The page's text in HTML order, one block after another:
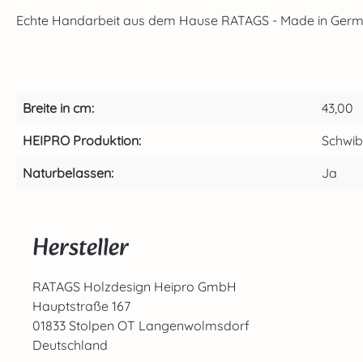
Echte Handarbeit aus dem Hause RATAGS - Made in
Breite in cm:
43,00
HEIPRO Produktion:
Naturbelassen:
Ja
Hersteller
RATAGS Holzdesign Heipro GmbH
Hauptstraße 167
01833 Stolpen OT Langenwolmsdorf
Deutschland